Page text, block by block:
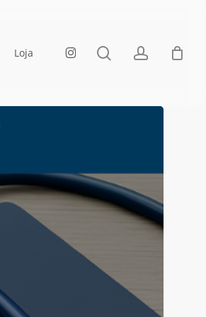
Loja instagram pesquisaaccount